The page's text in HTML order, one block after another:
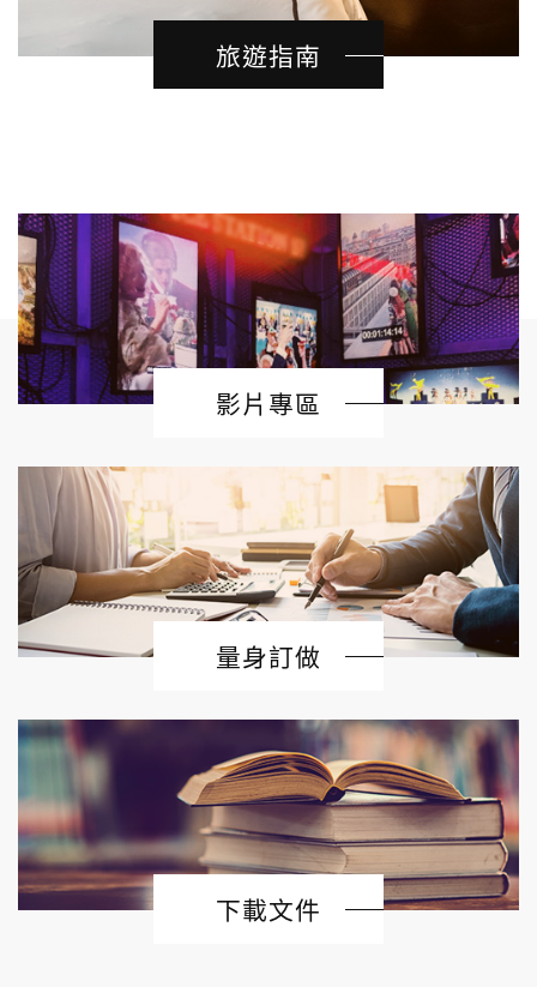
旅遊指南
影片專區
量身訂做
下載文件